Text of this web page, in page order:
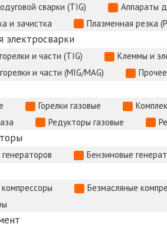
сварки (TIG)
Аппараты
и зачистка
Плазменная резка
электросварки
и части (TIG)
Клеммы и
и части (MIG/MAG)
Горелки газовые
Редукторы газовые
Бензиновые
Безмасляные